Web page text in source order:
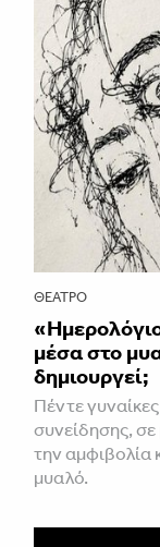
ΘΈΑΤΡΟ
μέσα στο
δημιουργεί;
Πέντε
συνείδησης,
την αμφιβολία
μυαλό.